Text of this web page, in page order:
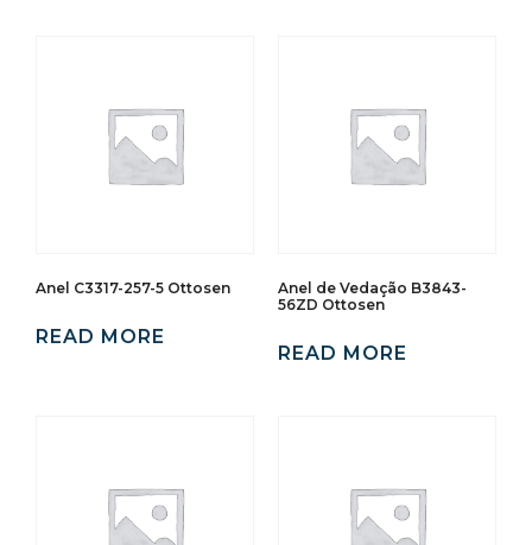
Anel C3317-257-5 Ottosen
READ MORE
Anel de Vedação B3843-
56ZD Ottosen
READ MORE